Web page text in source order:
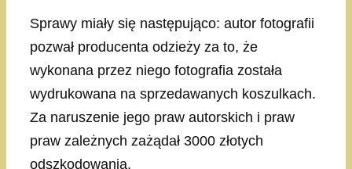
Sprawy miały się następująco: autor fotografii
pozwał producenta odzieży za to, że
wykonana przez niego fotografia została
wydrukowana na sprzedawanych koszulkach.
Za naruszenie jego praw autorskich i praw
praw zależnych zażądał 3000 złotych
odszkodowania.